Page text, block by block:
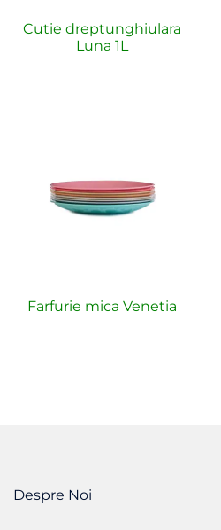
Cutie dreptunghiulara
Luna 1L
Farfurie mica Venetia
Despre Noi